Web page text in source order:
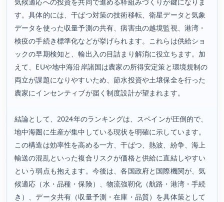
す。具体的には、干ばつ対策の技術移転、衛星データと気象
データを使った収量予測の共有、病害虫の越境監視、港湾・
検疫の手続き標準化などが挙げられます。これらは供給ショ
ックの早期検知と、輸出入の目詰まり解消に役立ちます。加
えて、EUや地中海沿岸諸国は農家の所得安定策と環境規制の
両立が課題になりやすいため、節水投資や土壌保全を行った
農家にインセンティブが届く制度設計が望まれます。
結論として、2024年のランキングは、スペインが圧倒的で、
地中海圏に生産が集中している現状を明確に示しています。
この構造は効率性を高める一方、干ばつ、熱波、紛争、海上
輸送の混乱といった複合リスクが価格と供給に直結しやすい
という弱点も抱えます。今後は、各国政府と国際機関が、気
候適応（水・品種・保険）、物流強靭化（航路・港湾・手続
き）、データ共有（収量予測・在庫・品質）を具体策として